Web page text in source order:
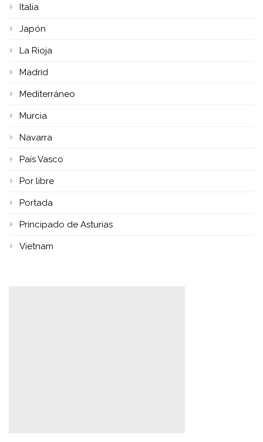
Italia
Japón
La Rioja
Madrid
Mediterráneo
Murcia
Navarra
País Vasco
Por libre
Portada
Principado de Asturias
Vietnam